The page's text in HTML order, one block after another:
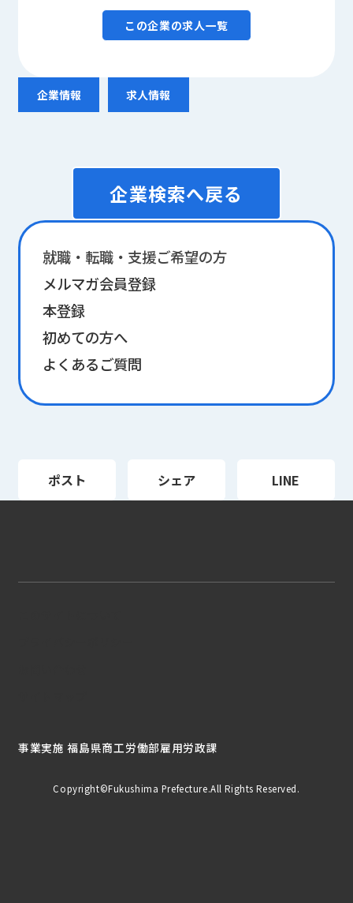
この企業の求人一覧
企業情報 求人情報
企業検索へ戻る
就職・転職・支援ご希望の方
メルマガ会員登録
本登録
初めての方へ
よくあるご質問
ポスト シェア LINE
事業実施 福島県商工労働部雇用労政課
Copyright©Fukushima Prefecture.All Rights Reserved.